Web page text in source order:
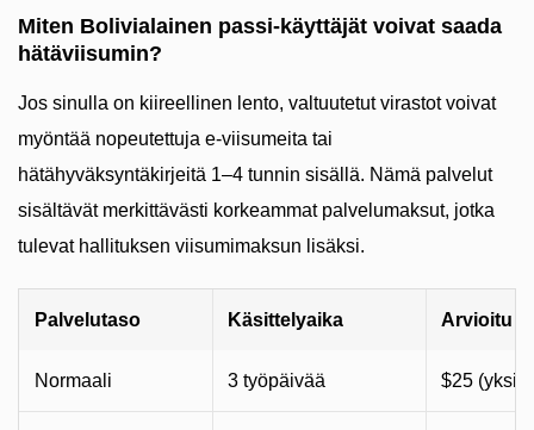
Miten Bolivialainen passi-käyttäjät voivat saada
hätäviisumin?
Jos sinulla on kiireellinen lento, valtuutetut virastot voivat
myöntää nopeutettuja e-viisumeita tai
hätähyväksyntäkirjeitä 1–4 tunnin sisällä. Nämä palvelut
sisältävät merkittävästi korkeammat palvelumaksut, jotka
tulevat hallituksen viisumimaksun lisäksi.
Palvelutaso Käsittelyaika Arvioitu
Normaali 3 työpäivää $25 (yksi)